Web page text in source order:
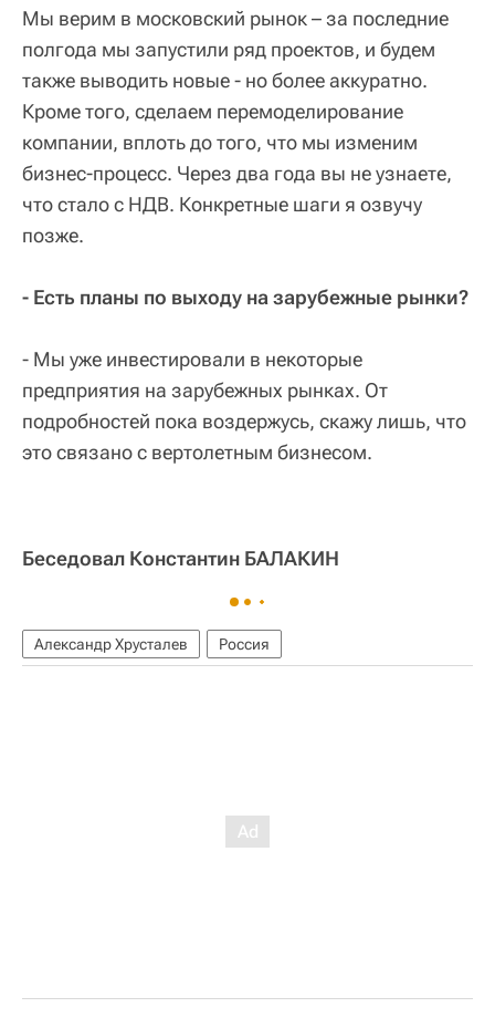
Мы верим в московский рынок – за последние
полгода мы запустили ряд проектов, и будем
также выводить новые - но более аккуратно.
Кроме того, сделаем перемоделирование
компании, вплоть до того, что мы изменим
бизнес-процесс. Через два года вы не узнаете,
что стало с НДВ. Конкретные шаги я озвучу
позже.
- Есть планы по выходу на зарубежные рынки?
- Мы уже инвестировали в некоторые
предприятия на зарубежных рынках. От
подробностей пока воздержусь, скажу лишь, что
это связано с вертолетным бизнесом.
Беседовал Константин БАЛАКИН
Александр Хрусталев Россия